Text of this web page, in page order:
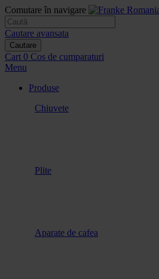
Comutare în navigare
Cautare avansata
Cautare
Cart 0 Cos de cumparaturi
Menu
Produse
Chiuvete
Plite
Aparate de cafea